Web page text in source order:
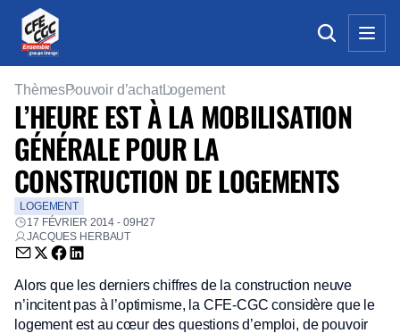
ThèmesPouvoir d’achatLogement
L’HEURE EST À LA MOBILISATION
GÉNÉRALE POUR LA
CONSTRUCTION DE LOGEMENTS
LOGEMENT
17 FÉVRIER 2014 - 09H27
JACQUES HERBAUT
Envoyer par email (nouvelle fenêtre)
Partager sur Twitter (nouvelle fenêtre)
Partager sur Facebook (nouvelle fenêtre)
Partager sur LinkedIn (nouvelle fenêtre)
Alors que les derniers chiffres de la construction neuve
n’incitent pas à l’optimisme, la CFE-CGC considère que le
logement est au cœur des questions d’emploi, de pouvoir